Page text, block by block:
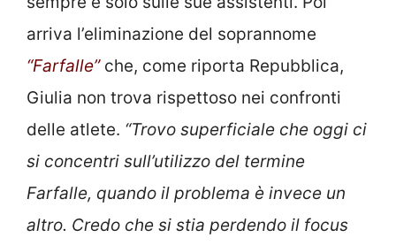
arriva l’eliminazione del soprannome
“Farfalle”che, come riporta Repubblica,
Giulia non trova rispettoso nei confronti
delle atlete. “Trovo superficiale che oggi ci
si concentri sull’utilizzo del termine
Farfalle, quando il problema è invece un
altro. Credo che si stia perdendo il focus